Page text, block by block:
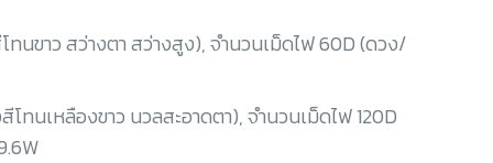
นขาว สว่างตา สว่างสูง), จำนวนเม็ดไฟ 60D (ดวง/
ทนเหลืองขาว นวลสะอาดตา), จำนวนเม็ดไฟ 120D